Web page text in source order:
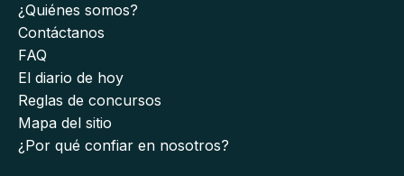
¿Quiénes somos?
Contáctanos
FAQ
El diario de hoy
Reglas de concursos
Mapa del sitio
¿Por qué confiar en nosotros?